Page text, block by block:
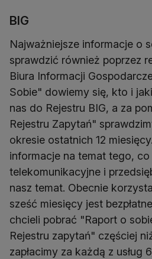
BIG
Najważniejsze informacje o
sprawdzić również poprzez
Biura Informacji
Sobie" dowiemy się, kto i
nas do Rejestru BIG, a za
Rejestru Zapytań"
okresie ostatnich 12
informacje na temat tego,
telekomunikacyjne i
nasz temat. Obecnie
sześć miesięcy jest
chcieli pobrać "Raport o
Rejestru zapytań" częściej
zapłacimy za każdą z usług